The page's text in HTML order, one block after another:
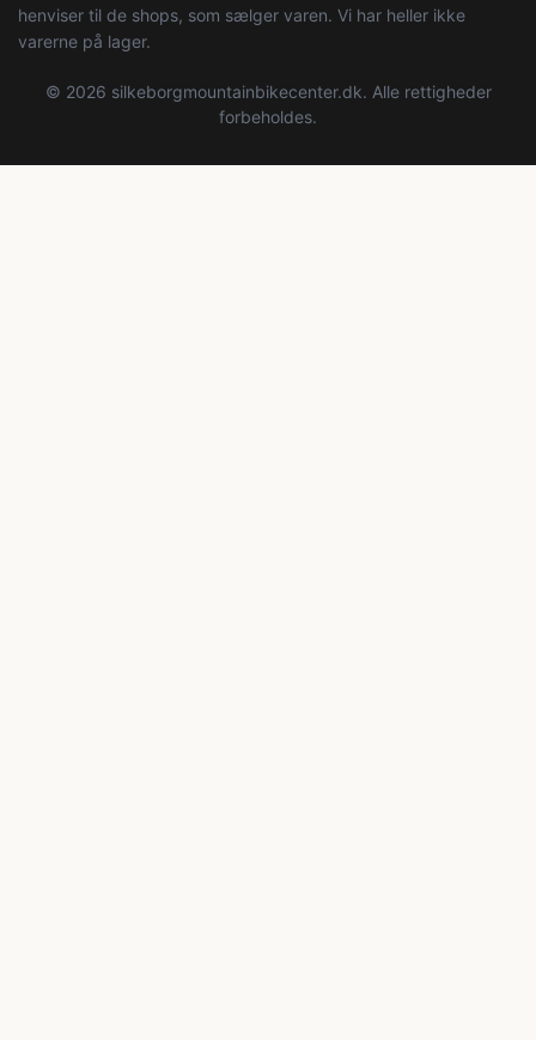
henviser til de shops, som sælger varen. Vi har heller ikke
varerne på lager.
© 2026 silkeborgmountainbikecenter.dk. Alle rettigheder
forbeholdes.